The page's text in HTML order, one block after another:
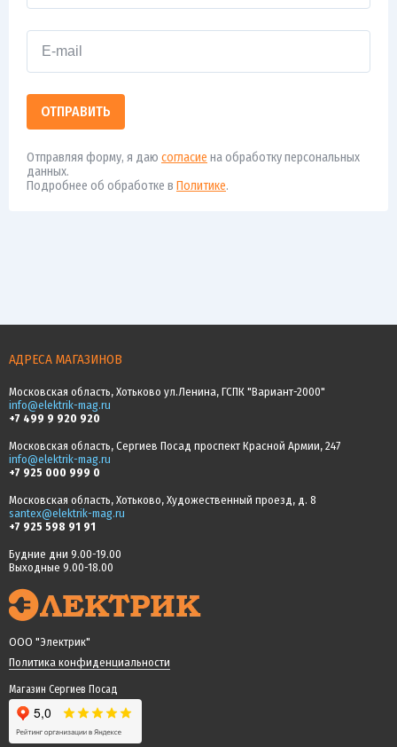
ОТПРАВИТЬ
Отправляя форму, я даю согласие на обработку персональных
данных.
Подробнее об обработке в Политике.
АДРЕСА МАГАЗИНОВ
Московская область, Хотьково ул.Ленина, ГСПК "Вариант-2000"
info@elektrik-mag.ru
+7 499 9 920 920
Московская область, Сергиев Посад проспект Красной Армии, 247
info@elektrik-mag.ru
+7 925 000 999 0
Московская область, Хотьково, Художественный проезд, д. 8
santex@elektrik-mag.ru
+7 925 598 91 91
Будние дни 9.00-19.00
Выходные 9.00-18.00
ООО "Электрик"
Политика конфиденциальности
Магазин Сергиев Посад